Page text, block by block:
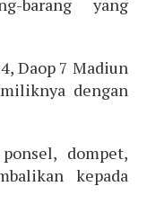
Daop 7 Madiun
dengan
dompet,
kepada